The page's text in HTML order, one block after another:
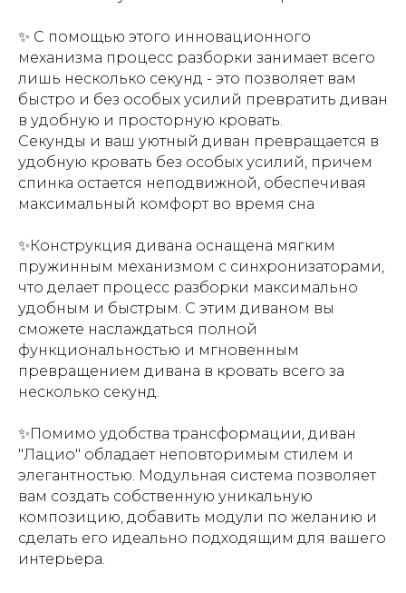
✨ С помощью этого инновационного
механизма процесс разборки занимает всего
лишь несколько секунд - это позволяет вам
быстро и без особых усилий превратить диван
в удобную и просторную кровать.
Секунды и ваш уютный диван превращается в
удобную кровать без особых усилий, причем
спинка остается неподвижной, обеспечивая
максимальный комфорт во время сна
✨Конструкция дивана оснащена мягким
пружинным механизмом с синхронизаторами,
что делает процесс разборки максимально
удобным и быстрым. С этим диваном вы
сможете наслаждаться полной
функциональностью и мгновенным
превращением дивана в кровать всего за
несколько секунд.
✨Помимо удобства трансформации, диван
"Лацио" обладает неповторимым стилем и
элегантностью. Модульная система позволяет
вам создать собственную уникальную
композицию, добавить модули по желанию и
сделать его идеально подходящим для вашего
интерьера.